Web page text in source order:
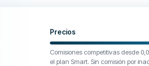
Precios
Comisiones competitivas desde
el plan Smart. Sin comisión por